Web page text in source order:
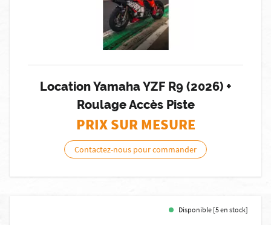
Location Yamaha YZF R9 (2026) +
Roulage Accès Piste
PRIX SUR MESURE
Contactez-nous pour commander
Disponible [5 en stock]